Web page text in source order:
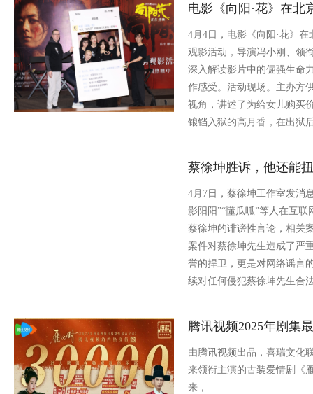
电影《向阳·花》在北
4月4日，电影《向阳·花》
观影活动，导演冯小刚、领
深入解读影片中的倔强生命
作感受。活动现场。主办方
视角，讲述了为给女儿购买
锒铛入狱的高月香，在出狱
蔡徐坤胜诉，他还能
4月7日，蔡徐坤工作室发消
影阳阳”“懂瓜呱”等人在互
蔡徐坤的诽谤性言论，相关
案件对蔡徐坤先生造成了严
誉的捍卫，更是对网络谣言
续对任何侵犯蔡徐坤先生合
腾讯视频2025年剧集
由腾讯视频出品，喜瑞文化
来领衔主演的古装爱情剧《
来，